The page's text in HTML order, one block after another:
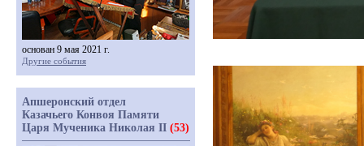
основан 9 мая 2021 г.
Другие события
Апшеронский отдел
Казачьего Конвоя Памяти
Царя Мученика Николая II (53)